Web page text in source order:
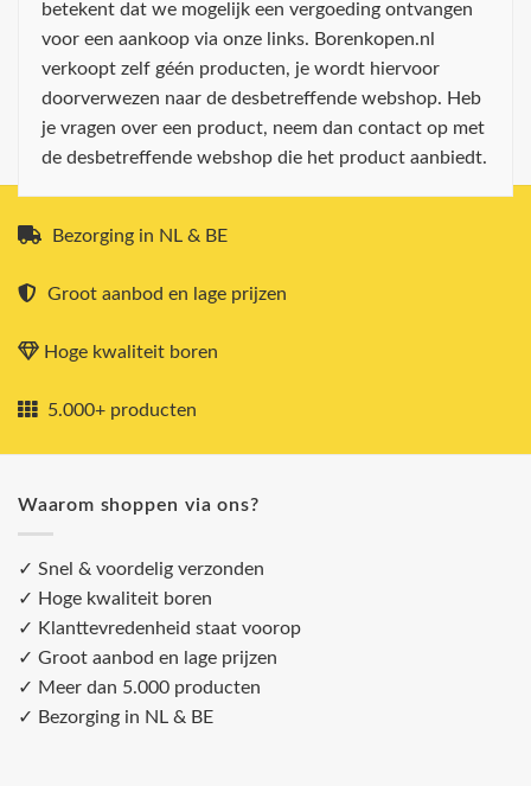
betekent dat we mogelijk een vergoeding ontvangen
voor een aankoop via onze links. Borenkopen.nl
verkoopt zelf géén producten, je wordt hiervoor
doorverwezen naar de desbetreffende webshop. Heb
je vragen over een product, neem dan contact op met
de desbetreffende webshop die het product aanbiedt.
Bezorging in NL & BE
Groot aanbod en lage prijzen
Hoge kwaliteit boren
5.000+ producten
Waarom shoppen via ons?
✓ Snel & voordelig verzonden
✓ Hoge kwaliteit boren
✓ Klanttevredenheid staat voorop
✓ Groot aanbod en lage prijzen
✓ Meer dan 5.000 producten
✓ Bezorging in NL & BE